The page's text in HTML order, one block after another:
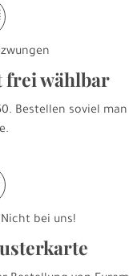
frei wählbar
Bestellen soviel man
Nicht bei uns!